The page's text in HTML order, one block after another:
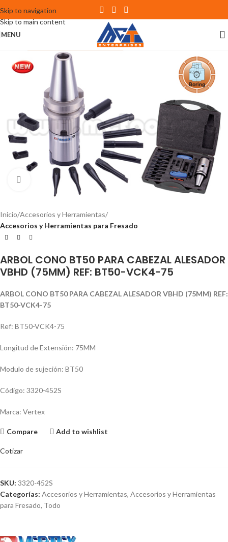
Skip to navigation
Skip to main content
MENU
Click to enlarge
Inicio Accesorios y Herramientas
Accesorios y Herramientas para Fresado
ARBOL CONO BT50 PARA CABEZAL ALESADOR
VBHD (75MM) REF: BT50-VCK4-75
ARBOL CONO BT50 PARA CABEZAL ALESADOR VBHD (75MM) REF:
BT50-VCK4-75
Ref: BT50-VCK4-75
Longitud de Extensión: 75MM
Modulo de sujeción: BT50
Código: 3320-452S
Marca: Vertex
Compare Add to wishlist
Cotizar
SKU: 3320-452S
Categorías: Accesorios y Herramientas, Accesorios y Herramientas
para Fresado, Todo